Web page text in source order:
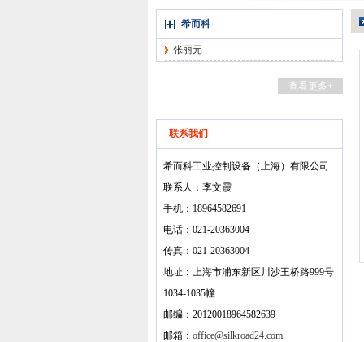
希而科
张丽元
查看更多+
联系我们
希而科工业控制设备（上海）有限公司
联系人：李文霞
手机：18964582691
电话：021-20363004
传真：021-20363004
地址：上海市浦东新区川沙王桥路999号
1034-1035幢
邮编：20120018964582639
邮箱： office@silkroad24.com